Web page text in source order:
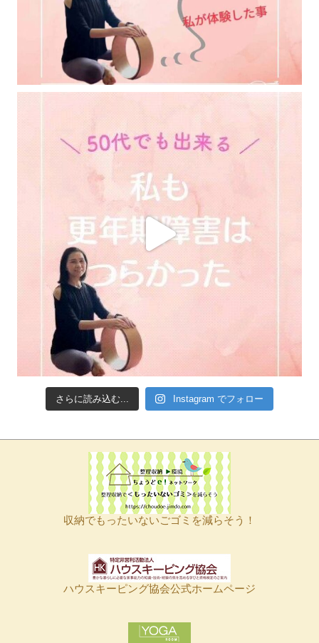
さらに読み込む... Instagram でフォロー
収納でもったいないごゴミを減らそう！
ハウスキーピング協会公式ホームページ